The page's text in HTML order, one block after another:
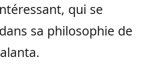
qui se
sa philosophie de